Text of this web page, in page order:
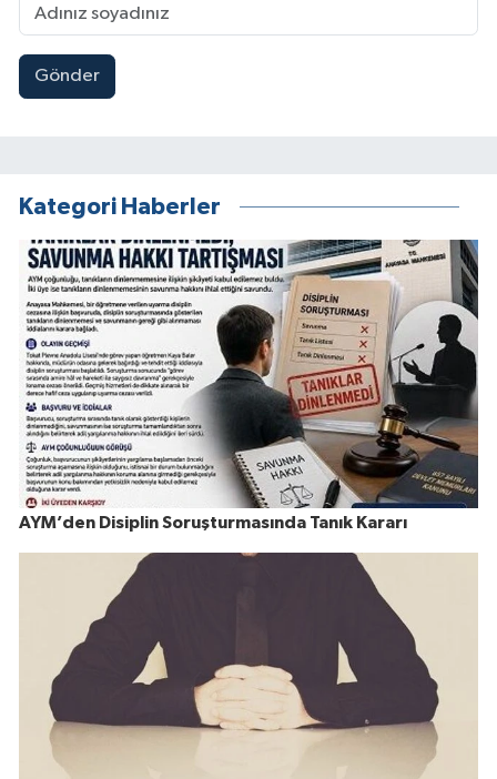
Gönder
Kategori Haberler
AYM’den Disiplin Soruşturmasında Tanık Kararı